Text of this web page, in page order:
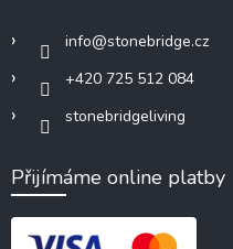
info@stonebridge.cz
+420 725 512 084
stonebridgeliving
Přijímáme online platby